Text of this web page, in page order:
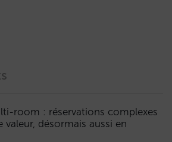
room : réservations complexes
désormais aussi en